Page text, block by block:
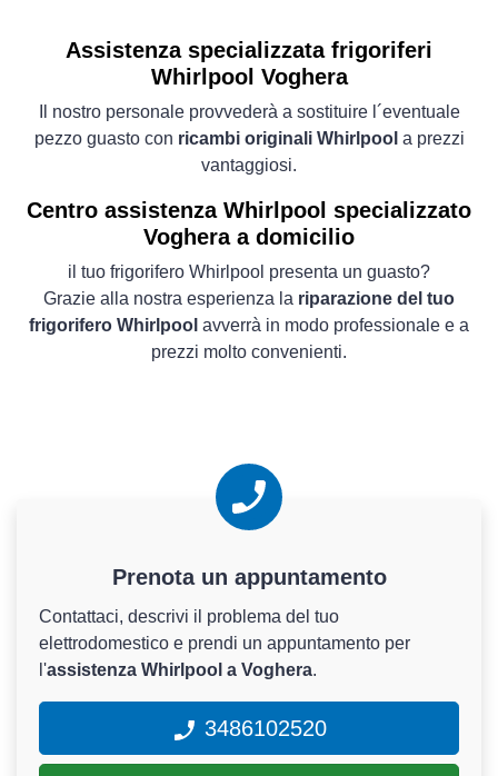
Assistenza specializzata frigoriferi
Whirlpool Voghera
Il nostro personale provvederà a sostituire l´eventuale
pezzo guasto con ricambi originali Whirlpool a prezzi
vantaggiosi.
Centro assistenza Whirlpool specializzato
Voghera a domicilio
il tuo frigorifero Whirlpool presenta un guasto?
Grazie alla nostra esperienza la riparazione del tuo
frigorifero Whirlpool avverrà in modo professionale e a
prezzi molto convenienti.
Prenota un appuntamento
Contattaci, descrivi il problema del tuo
elettrodomestico e prendi un appuntamento per
l'assistenza Whirlpool a Voghera.
3486102520